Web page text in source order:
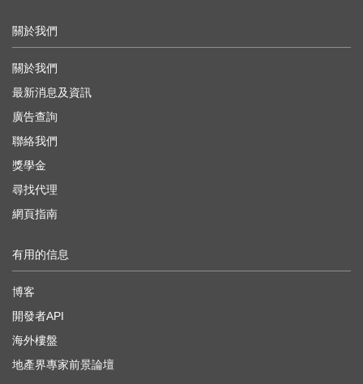
關於我們
關於我們
最新消息及資訊
廣告查詢
聯絡我們
獎學金
尋找代理
網頁指南
有用的信息
博客
開發者API
海外樓盤
地產界專家前景論壇